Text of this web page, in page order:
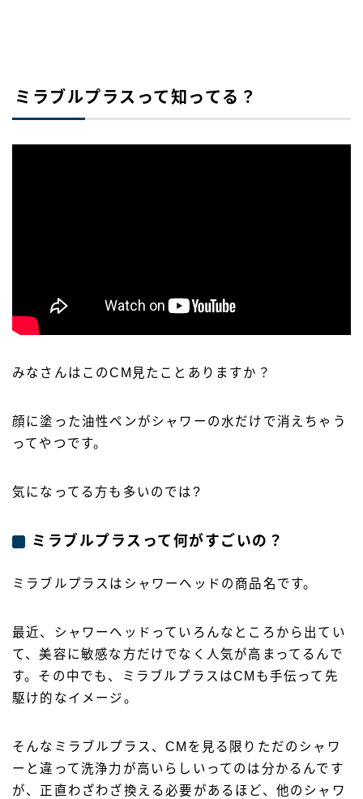
ミラブルプラスって知ってる？
みなさんはこのCM見たことありますか？
顔に塗った油性ペンがシャワーの水だけで消えちゃう
ってやつです。
気になってる方も多いのでは?
ミラブルプラスって何がすごいの？
ミラブルプラスはシャワーヘッドの商品名です。
最近、シャワーヘッドっていろんなところから出てい
て、美容に敏感な方だけでなく人気が高まってるんで
す。その中でも、ミラブルプラスはCMも手伝って先
駆け的なイメージ。
そんなミラブルプラス、CMを見る限りただのシャワ
ーと違って洗浄力が高いらしいってのは分かるんです
が、正直わざわざ換える必要があるほど、他のシャワ